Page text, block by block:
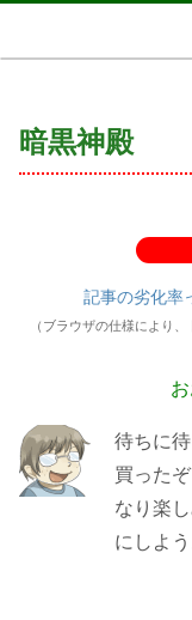
暗黒神殿
記事の劣化率
（ブラウザの仕様により
待ちに
買った
なり楽
にしよう